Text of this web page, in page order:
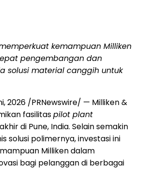
kemampuan Milliken
pengembangan dan
solusi material canggih untuk
2026 /PRNewswire/ — Milliken &
fasilitaspilot plant
di Pune, India. Selain semakin
solusi polimernya, investasi ini
Milliken dalam
bagi pelanggan di berbagai